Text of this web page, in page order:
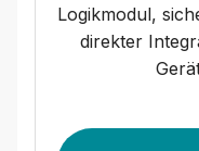
Logikmodul,
direkter